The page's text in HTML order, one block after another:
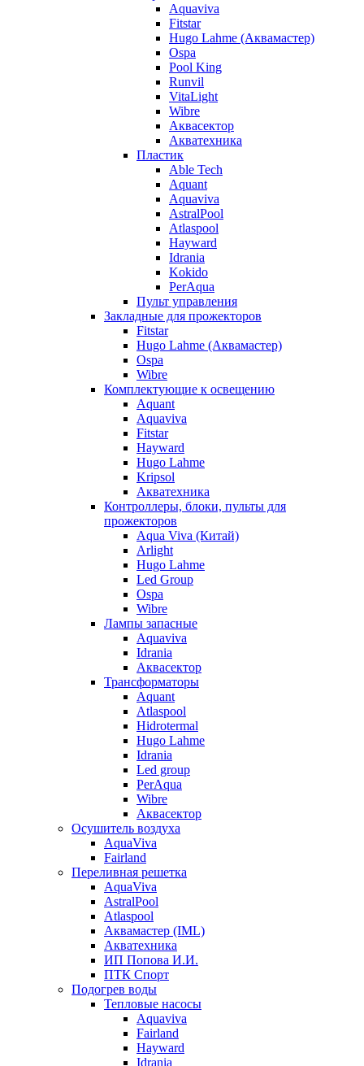
Aquaviva
Fitstar
Hugo Lahme (Аквамастер)
Ospa
Pool King
Runvil
VitaLight
Wibre
Аквасектор
Акватехника
Пластик
Able Tech
Aquant
Aquaviva
AstralPool
Atlaspool
Hayward
Idrania
Kokido
PerAqua
Пульт управления
Закладные для прожекторов
Fitstar
Hugo Lahme (Аквамастер)
Ospa
Wibre
Комплектующие к освещению
Aquant
Aquaviva
Fitstar
Hayward
Hugo Lahme
Kripsol
Акватехника
Контроллеры, блоки, пульты для
прожекторов
Aqua Viva (Китай)
Arlight
Hugo Lahme
Led Group
Ospa
Wibre
Лампы запасные
Aquaviva
Idrania
Аквасектор
Трансформаторы
Aquant
Atlaspool
Hidrotermal
Hugo Lahme
Idrania
Led group
PerAqua
Wibre
Аквасектор
Осушитель воздуха
AquaViva
Fairland
Переливная решетка
AquaViva
AstralPool
Atlaspool
Аквамастер (IML)
Акватехника
ИП Попова И.И.
ПТК Спорт
Подогрев воды
Тепловые насосы
Aquaviva
Fairland
Hayward
Idrania